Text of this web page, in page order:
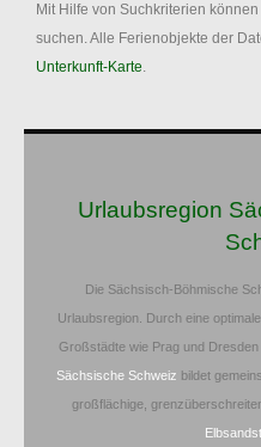
Mit Hilfe von Suchkriterien
suchen. Alle Ferienobjekte der
Unterkunft-Karte.
Urlaubsregion
Die Sächsisch-Böhmische
Urlaubsregion. Durch eine
Großstädte wie Prag und
Sächsische Schweiz bildet
großflächige,